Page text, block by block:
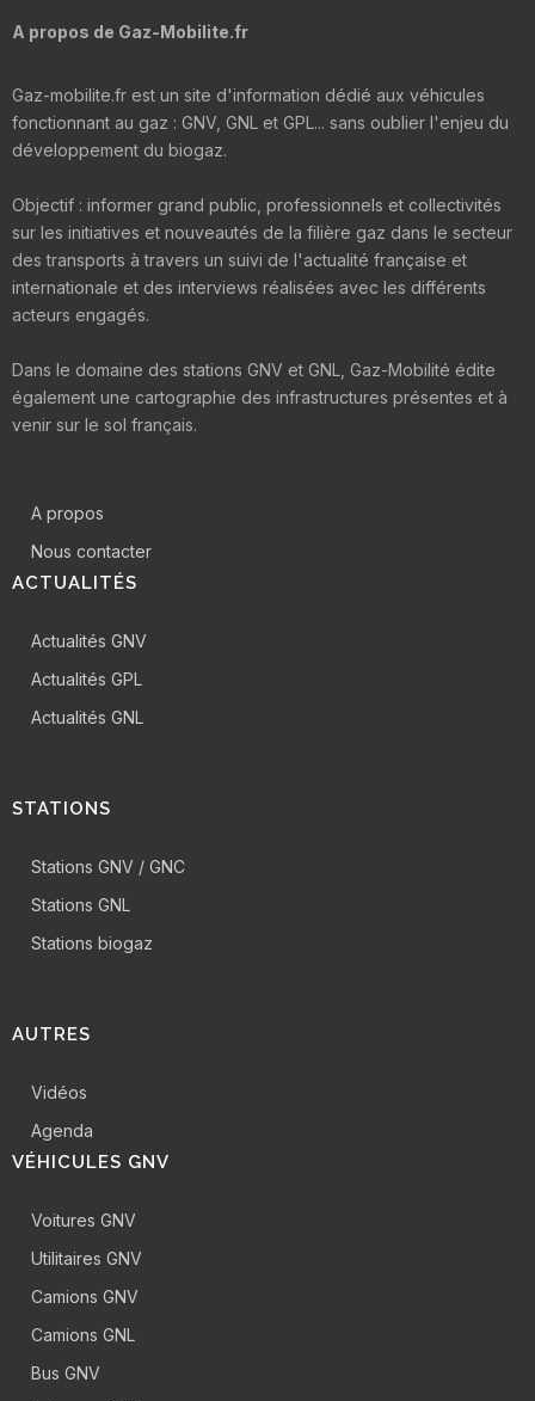
A propos de Gaz-Mobilite.fr
Gaz-mobilite.fr est un site d'information dédié aux véhicules
fonctionnant au gaz : GNV, GNL et GPL... sans oublier l'enjeu du
développement du biogaz.
Objectif : informer grand public, professionnels et collectivités
sur les initiatives et nouveautés de la filière gaz dans le secteur
des transports à travers un suivi de l'actualité française et
internationale et des interviews réalisées avec les différents
acteurs engagés.
Dans le domaine des stations GNV et GNL, Gaz-Mobilité édite
également une cartographie des infrastructures présentes et à
venir sur le sol français.
A propos
Nous contacter
ACTUALITÉS
Actualités GNV
Actualités GPL
Actualités GNL
STATIONS
Stations GNV / GNC
Stations GNL
Stations biogaz
AUTRES
Vidéos
Agenda
VÉHICULES GNV
Voitures GNV
Utilitaires GNV
Camions GNV
Camions GNL
Bus GNV